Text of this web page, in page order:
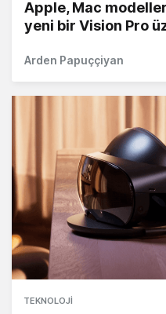
Apple, Mac
yeni bir Vision Pro
Arden Papuççiyan
TEKNOLOJI